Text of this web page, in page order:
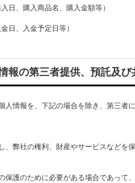
、購入商品名、購入金額等）
、入金予定日等）
の第三者提供、預託及び
情報を、下記の場合を除き、第三者に
、弊社の権利、財産やサービスなど
保護のために必要がある場合であって